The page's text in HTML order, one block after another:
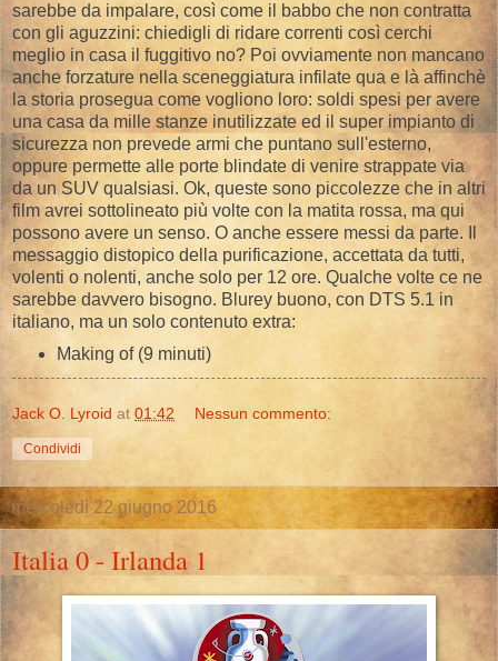
sarebbe da impalare, così come il babbo che non contratta
con gli aguzzini: chiedigli di ridare correnti così cerchi
meglio in casa il fuggitivo no? Poi ovviamente non mancano
anche forzature nella sceneggiatura infilate qua e là affinchè
la storia prosegua come vogliono loro: soldi spesi per avere
una casa da mille stanze inutilizzate ed il super impianto di
sicurezza non prevede armi che puntano sull'esterno,
oppure permette alle porte blindate di venire strappate via
da un SUV qualsiasi. Ok, queste sono piccolezze che in altri
film avrei sottolineato più volte con la matita rossa, ma qui
possono avere un senso. O anche essere messi da parte. Il
messaggio distopico della purificazione, accettata da tutti,
volenti o nolenti, anche solo per 12 ore. Qualche volte ce ne
sarebbe davvero bisogno. Blurey buono, con DTS 5.1 in
italiano, ma un solo contenuto extra:
Making of (9 minuti)
Jack O. Lyroid at 01:42 Nessun commento:
Condividi
mercoledì 22 giugno 2016
Italia 0 - Irlanda 1